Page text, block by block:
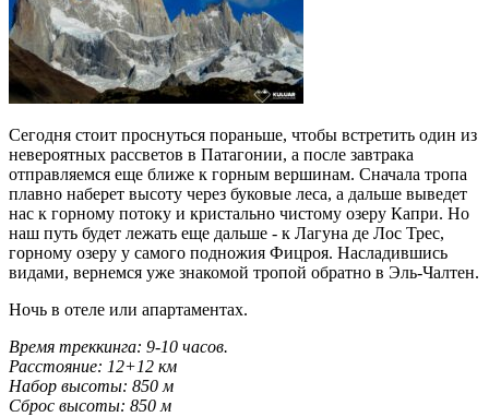
Сегодня стоит проснуться пораньше, чтобы встретить один из
невероятных рассветов в Патагонии, а после завтрака
отправляемся еще ближе к горным вершинам. Сначала тропа
плавно наберет высоту через буковые леса, а дальше выведет
нас к горному потоку и кристально чистому озеру Капри. Но
наш путь будет лежать еще дальше - к Лагуна де Лос Трес,
горному озеру у самого подножия Фицроя. Насладившись
видами, вернемся уже знакомой тропой обратно в Эль-Чалтен.
Ночь в отеле или апартаментах.
Время треккинга: 9-10 часов.
Расстояние: 12+12 км
Набор высоты: 850 м
Сброс высоты: 850 м